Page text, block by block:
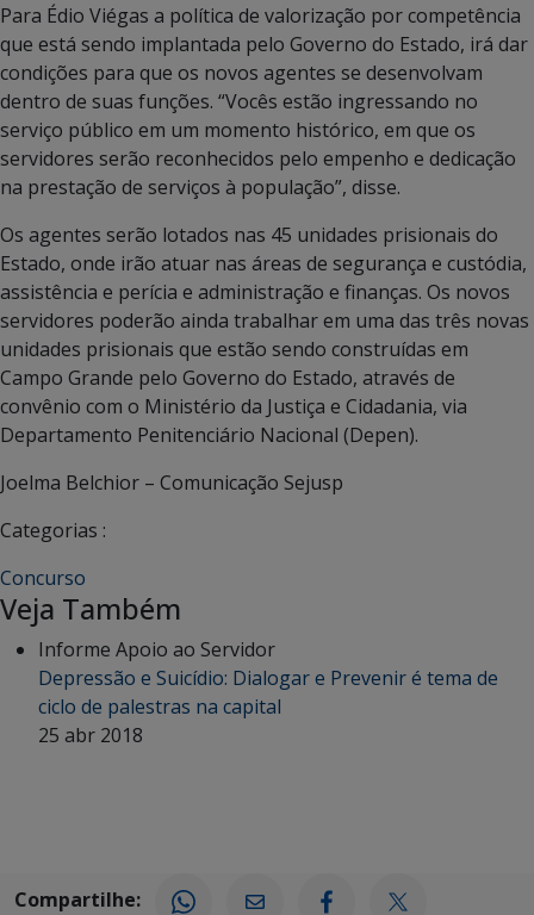
Para Édio Viégas a política de valorização por competência
que está sendo implantada pelo Governo do Estado, irá dar
condições para que os novos agentes se desenvolvam
dentro de suas funções. “Vocês estão ingressando no
serviço público em um momento histórico, em que os
servidores serão reconhecidos pelo empenho e dedicação
na prestação de serviços à população”, disse.
Os agentes serão lotados nas 45 unidades prisionais do
Estado, onde irão atuar nas áreas de segurança e custódia,
assistência e perícia e administração e finanças. Os novos
servidores poderão ainda trabalhar em uma das três novas
unidades prisionais que estão sendo construídas em
Campo Grande pelo Governo do Estado, através de
convênio com o Ministério da Justiça e Cidadania, via
Departamento Penitenciário Nacional (Depen).
Joelma Belchior – Comunicação Sejusp
Categorias :
Concurso
Veja Também
Informe Apoio ao Servidor
Depressão e Suicídio: Dialogar e Prevenir é tema de
ciclo de palestras na capital
25 abr 2018
Compartilhe: